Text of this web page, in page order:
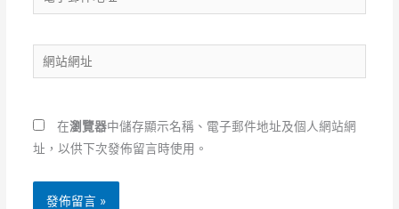
子
件
地
*
站
址
在瀏覽器中儲存顯示名稱、電子郵件地址及個人網站網
址，以供下次發佈留言時使用。